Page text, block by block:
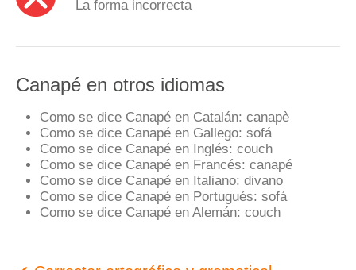
La forma incorrecta
Canapé en otros idiomas
Como se dice Canapé en Catalán: canapè
Como se dice Canapé en Gallego: sofá
Como se dice Canapé en Inglés: couch
Como se dice Canapé en Francés: canapé
Como se dice Canapé en Italiano: divano
Como se dice Canapé en Portugués: sofá
Como se dice Canapé en Alemán: couch